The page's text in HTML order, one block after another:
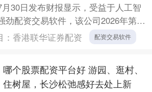
30日发布财报显示，受益于人工智
劲配资交易软件，该公司2026年第二
亿韩元（约合496.4亿美元....
香港联华证券配资 配资交易软件
哪个股票配资平台好 游园、逛村、
住树屋，长沙松弛感好去处上新